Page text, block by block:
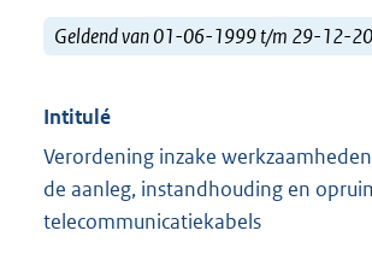
Geldend van 01-06-1999 t/m 29-12-
Intitulé
Verordening inzake
de aanleg, instandhouding en
telecommunicatiekabels